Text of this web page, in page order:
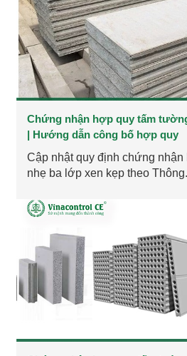
Chứng nhận hợp quy tấm
| Hướng dẫn công bố hợp quy
Cập nhật quy định chứng
nhẹ ba lớp xen kẹp theo